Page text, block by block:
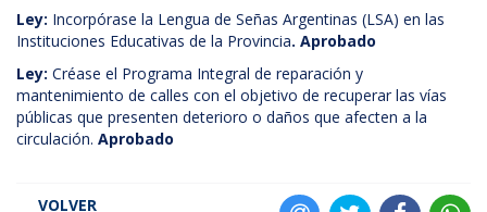
Ley: Incorpórase la Lengua de Señas Argentinas (LSA) en las
Instituciones Educativas de la Provincia. Aprobado
Ley: Créase el Programa Integral de reparación y
mantenimiento de calles con el objetivo de recuperar las vías
públicas que presenten deterioro o daños que afecten a la
circulación. Aprobado
VOLVER